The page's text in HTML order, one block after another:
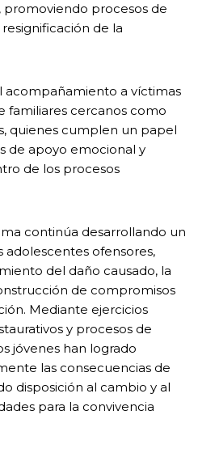
procesos de
de la
acompañamiento a víctimas
familiares cercanos como
quienes cumplen un papel
de apoyo emocional y
de los procesos
continúa desarrollando un
ofensores,
del daño causado, la
de compromisos
Mediante ejercicios
y procesos de
jóvenes han logrado
las consecuencias de
disposición al cambio y al
para la convivencia